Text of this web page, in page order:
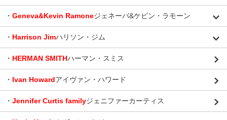
・ Geneva&Kevin Ramoneジェネーバ&ケビン・ラモーン
・ Harrison Jimハリソン・ジム
・ HERMAN SMITHハーマン・スミス
・ Ivan Howardアイヴァン・ハワード
・ Jennifer Curtis familyジェニファーカーティス